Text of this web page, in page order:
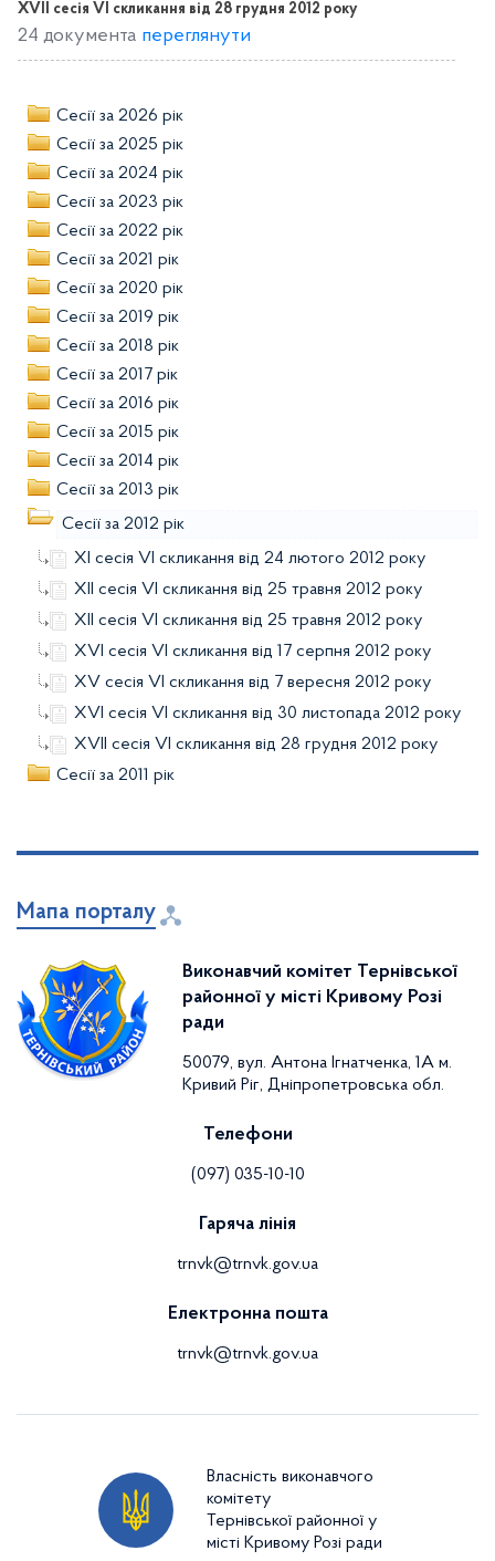
ХVІІ сесія VІ скликання від 28 грудня 2012 року
24 документа переглянути
Сесії за 2026 рік
Сесії за 2025 рік
Сесії за 2024 рік
Сесії за 2023 рік
Сесії за 2022 рік
Сесії за 2021 рік
Сесії за 2020 рік
Сесії за 2019 рік
Сесії за 2018 рік
Сесії за 2017 рік
Сесії за 2016 рік
Сесії за 2015 рік
Сесії за 2014 рік
Сесії за 2013 рік
Сесії за 2012 рік
ХІ сесія VІ скликання від 24 лютого 2012 року
ХІІ сесія VІ скликання від 25 травня 2012 року
ХІІ сесія VІ скликання від 25 травня 2012 року
ХVІ сесія VІ скликання від 17 серпня 2012 року
ХV сесія VІ скликання від 7 вересня 2012 року
ХVІ сесія VІ скликання від 30 листопада 2012 року
ХVІІ сесія VІ скликання від 28 грудня 2012 року
Сесії за 2011 рік
Мапа порталу
Виконавчий комітет Тернівської
районної у місті Кривому Розі
ради
50079, вул. Антона Ігнатченка, 1А м.
Кривий Ріг, Дніпропетровська обл.
Телефони
(097) 035-10-10
Гаряча лінія
trnvk@trnvk.gov.ua
Електронна пошта
trnvk@trnvk.gov.ua
Власність виконавчого
комітету
Тернівської районної у
місті Кривому Розі ради